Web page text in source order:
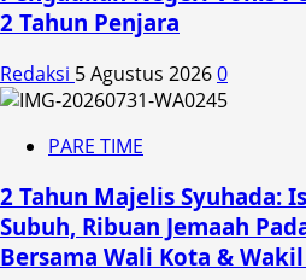
2 Tahun Penjara
Redaksi 5 Agustus 20260
PARE TIME
2 Tahun Majelis Syuhada:
Subuh, Ribuan Jemaah
Bersama Wali Kota &